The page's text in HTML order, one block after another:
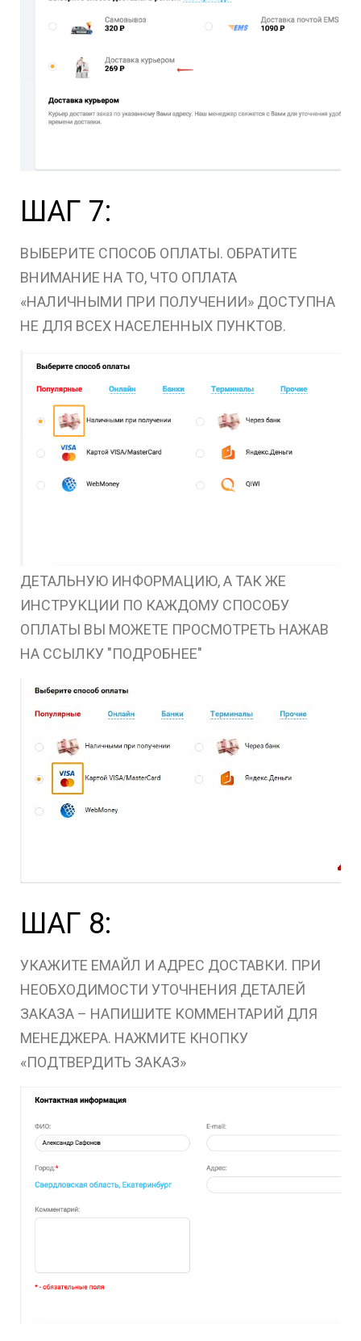
ШАГ 7:
ВЫБЕРИТЕ СПОСОБ ОПЛАТЫ. ОБРАТИТЕ
ВНИМАНИЕ НА ТО, ЧТО ОПЛАТА
«НАЛИЧНЫМИ ПРИ ПОЛУЧЕНИИ» ДОСТУПНА
НЕ ДЛЯ ВСЕХ НАСЕЛЕННЫХ ПУНКТОВ.
ДЕТАЛЬНУЮ ИНФОРМАЦИЮ, А ТАК ЖЕ
ИНСТРУКЦИИ ПО КАЖДОМУ СПОСОБУ
ОПЛАТЫ ВЫ МОЖЕТЕ ПРОСМОТРЕТЬ НАЖАВ
НА ССЫЛКУ "ПОДРОБНЕЕ"
ШАГ 8:
УКАЖИТЕ ЕМАЙЛ И АДРЕС ДОСТАВКИ. ПРИ
НЕОБХОДИМОСТИ УТОЧНЕНИЯ ДЕТАЛЕЙ
ЗАКАЗА – НАПИШИТЕ КОММЕНТАРИЙ ДЛЯ
МЕНЕДЖЕРА. НАЖМИТЕ КНОПКУ
«ПОДТВЕРДИТЬ ЗАКАЗ»